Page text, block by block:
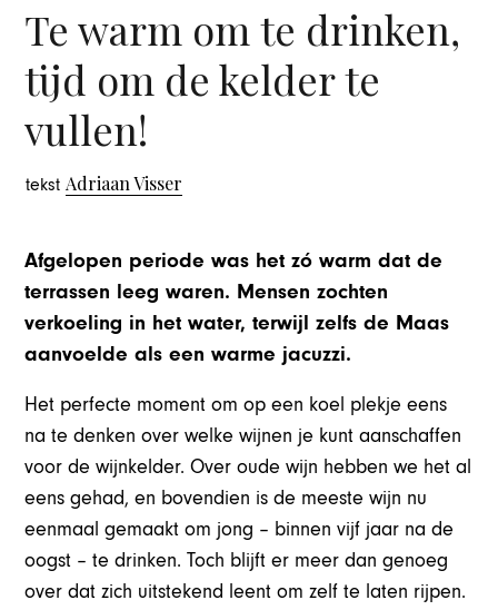
Te warm om te drinken,
tijd om de kelder te
vullen!
tekstAdriaan Visser
Afgelopen periode was het zó warm dat de
terrassen leeg waren. Mensen zochten
verkoeling in het water, terwijl zelfs de Maas
aanvoelde als een warme jacuzzi.
Het perfecte moment om op een koel plekje eens
na te denken over welke wijnen je kunt aanschaffen
voor de wijnkelder. Over oude wijn hebben we het al
eens gehad, en bovendien is de meeste wijn nu
eenmaal gemaakt om jong – binnen vijf jaar na de
oogst – te drinken. Toch blijft er meer dan genoeg
over dat zich uitstekend leent om zelf te laten rijpen.